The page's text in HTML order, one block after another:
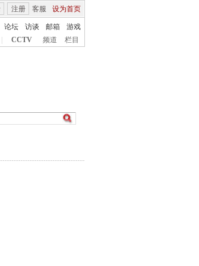
客服 设为首页
注册
论坛 访谈 邮箱
游戏
CCTV 频道 栏目